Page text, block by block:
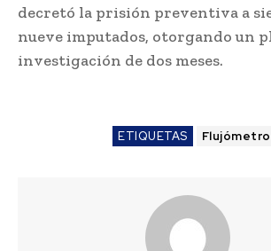
decretó la prisión preventiva a
nueve imputados, otorgando un
investigación de dos meses.
ETIQUETAS